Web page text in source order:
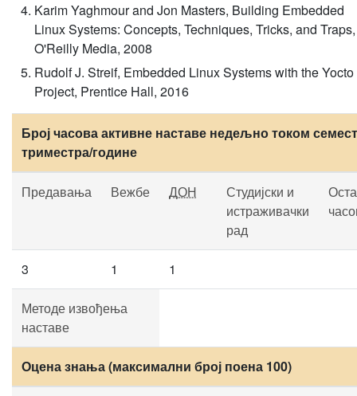
Karim Yaghmour and Jon Masters, Building Embedded
Linux Systems: Concepts, Techniques, Tricks, and Traps,
O'Reilly Media, 2008
Rudolf J. Streif, Embedded Linux Systems with the Yocto
Project, Prentice Hall, 2016
Број часова активне наставе недељно током
триместра/године
Предавања Вежбе ДОН
Студијски и
истраживачки
рад
3 1 1
Методе извођења
наставе
Оцена знања (максимални број поена 100)